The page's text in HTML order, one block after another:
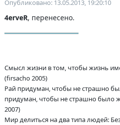
Опубликовано: 13.05.2013, 19:20:10
4erveR, перенесено.
Смысл жизни в том, чтобы жизнь
(firsacho 2005)
Рай придуман, чтобы не страшно
придуман, чтобы не страшно было
2007)
Мир делиться на два типа людей: